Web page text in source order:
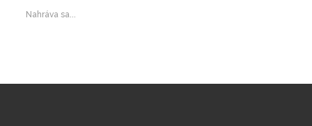
Nahráva sa...